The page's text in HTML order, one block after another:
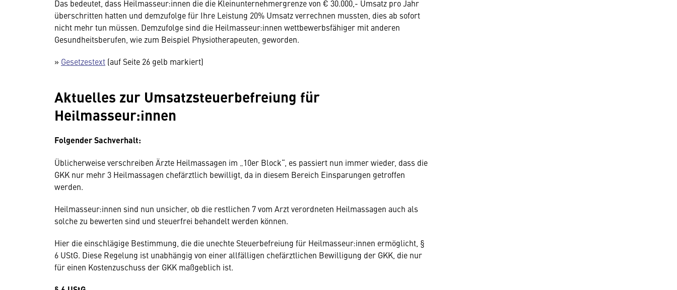
Das bedeutet, dass Heilmasseur:innen die die Kleinunternehmergrenze von € 30.000,- Umsatz pro Jahr
überschritten hatten und demzufolge für Ihre Leistung 20% Umsatz verrechnen mussten, dies ab sofort
nicht mehr tun müssen. Demzufolge sind die Heilmasseur:innen wettbewerbsfähiger mit anderen
Gesundheitsberufen, wie zum Beispiel Physiotherapeuten, geworden.
» Gesetzestext (auf Seite 26 gelb markiert)
Aktuelles zur Umsatzsteuerbefreiung für
Heilmasseur:innen
Folgender Sachverhalt:
Üblicherweise verschreiben Ärzte Heilmassagen im „10er Block“, es passiert nun immer wieder, dass die
GKK nur mehr 3 Heilmassagen chefärztlich bewilligt, da in diesem Bereich Einsparungen getroffen
werden.
Heilmasseur:innen sind nun unsicher, ob die restlichen 7 vom Arzt verordneten Heilmassagen auch als
solche zu bewerten sind und steuerfrei behandelt werden können.
Hier die einschlägige Bestimmung, die die unechte Steuerbefreiung für Heilmasseur:innen ermöglicht, §
6 UStG. Diese Regelung ist unabhängig von einer allfälligen chefärztlichen Bewilligung der GKK, die nur
für einen Kostenzuschuss der GKK maßgeblich ist.